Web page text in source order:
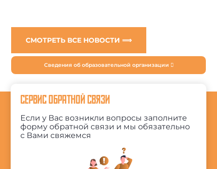
СМОТРЕТЬ ВСЕ НОВОСТИ ⟹
Сведения об образовательной организации
СЕРВИС ОБРАТНОЙ СВЯЗИ
Если у Вас возникли вопросы заполните
форму обратной связи и мы обязательно
с Вами свяжемся